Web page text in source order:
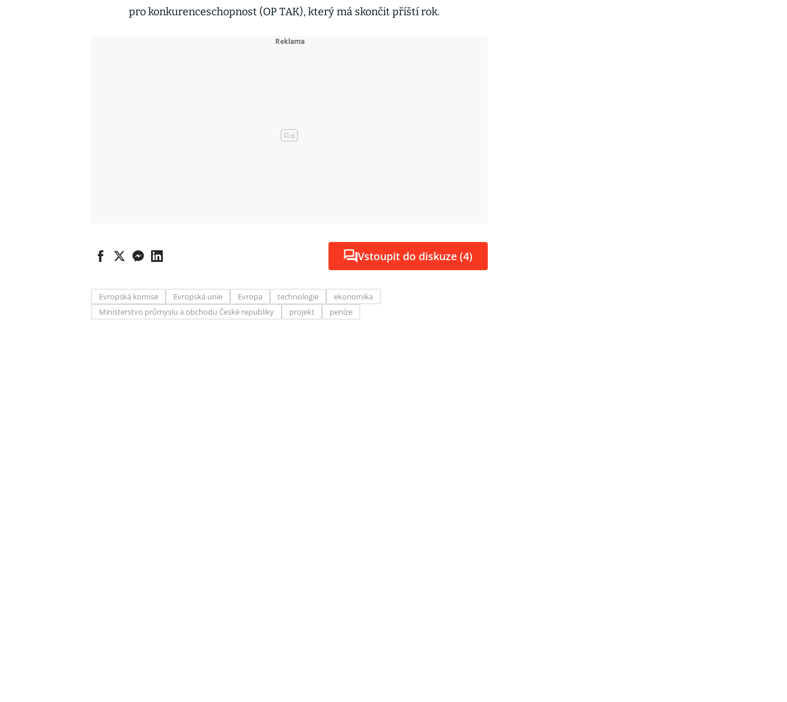
pro konkurenceschopnost (OP TAK), který má skončit příští rok.
Vstoupit do diskuze (4)
Evropská komise Evropská unie Evropa technologie
ekonomika
Ministerstvo průmyslu a obchodu České republiky
projekt peníze